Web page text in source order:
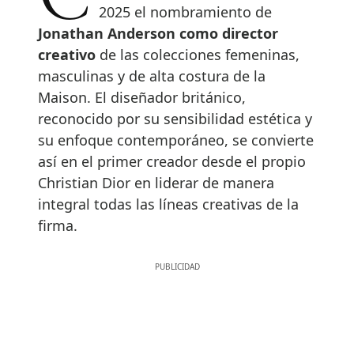
2025 el nombramiento de
Jonathan Anderson como director
creativo de las colecciones femeninas,
masculinas y de alta costura de la
Maison. El diseñador británico,
reconocido por su sensibilidad estética y
su enfoque contemporáneo, se convierte
así en el primer creador desde el propio
Christian Dior en liderar de manera
integral todas las líneas creativas de la
firma.